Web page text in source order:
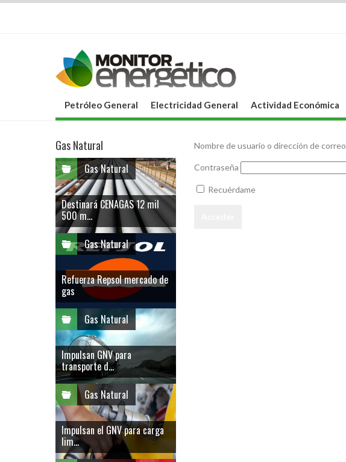
Petróleo General Electricidad General Actividad Económica
Nombre de usuario o dirección de correo
Contraseña
Recuérdame
Gas Natural
Gas Natural
Destinará CENAGAS 12 mil
500 m...
Gas Natural
Refuerza Repsol mercado de
gas
Gas Natural
Impulsan GNV para
transporte d...
Gas Natural
Impulsan el GNV para carga
lim...